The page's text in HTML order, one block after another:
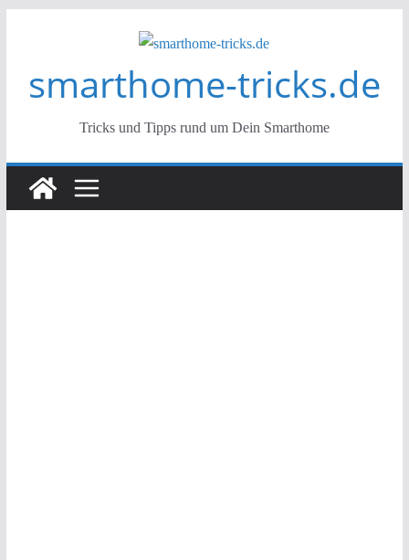
smarthome-tricks.de
Tricks und Tipps rund um Dein Smarthome